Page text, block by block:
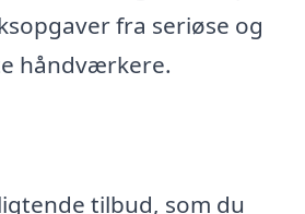
fra seriøse og
håndværkere.
tilbud, som du